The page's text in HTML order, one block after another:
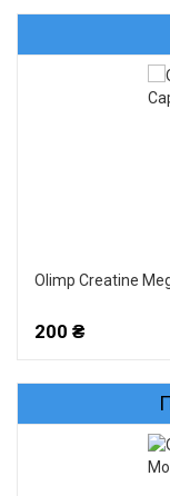
Olimp Creatine
200 ₴